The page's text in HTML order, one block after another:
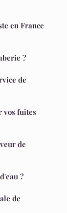
en France
?
de
vos fuites
de
?
de